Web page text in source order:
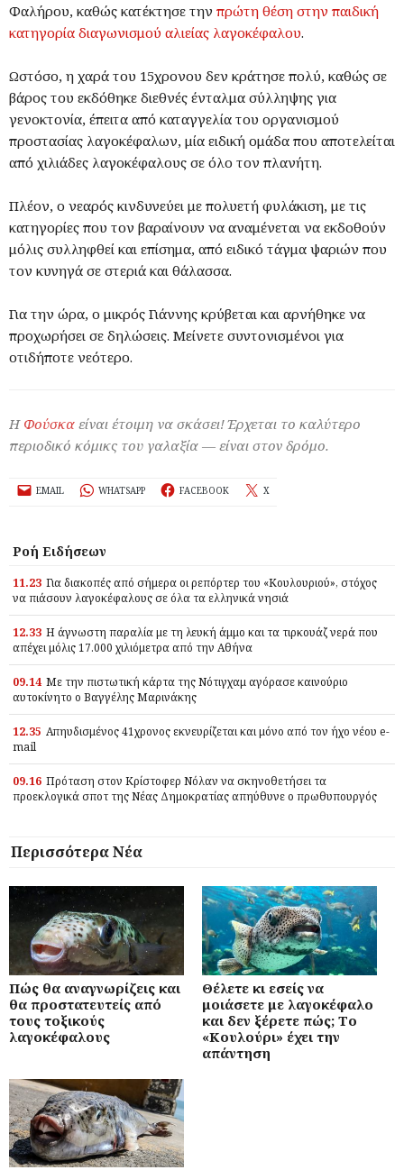
Φαλήρου, καθώς κατέκτησε την πρώτη θέση στην παιδική
κατηγορία διαγωνισμού αλιείας λαγοκέφαλου.
Ωστόσο, η χαρά του 15χρονου δεν κράτησε πολύ, καθώς σε
βάρος του εκδόθηκε διεθνές ένταλμα σύλληψης για
γενοκτονία, έπειτα από καταγγελία του οργανισμού
προστασίας λαγοκέφαλων, μία ειδική ομάδα που αποτελείται
από χιλιάδες λαγοκέφαλους σε όλο τον πλανήτη.
Πλέον, ο νεαρός κινδυνεύει με πολυετή φυλάκιση, με τις
κατηγορίες που τον βαραίνουν να αναμένεται να εκδοθούν
μόλις συλληφθεί και επίσημα, από ειδικό τάγμα ψαριών που
τον κυνηγά σε στεριά και θάλασσα.
Για την ώρα, ο μικρός Γιάννης κρύβεται και αρνήθηκε να
προχωρήσει σε δηλώσεις. Μείνετε συντονισμένοι για
οτιδήποτε νεότερο.
Η Φούσκα είναι έτοιμη να σκάσει! Έρχεται το καλύτερο
περιοδικό κόμικς του γαλαξία — είναι στον δρόμο.
EMAIL WHATSAPP FACEBOOK X
Ροή Ειδήσεων
11.23 Για διακοπές από σήμερα οι ρεπόρτερ του «Κουλουριού», στόχος
να πιάσουν λαγοκέφαλους σε όλα τα ελληνικά νησιά
12.33 Η άγνωστη παραλία με τη λευκή άμμο και τα τιρκουάζ νερά που
απέχει μόλις 17.000 χιλιόμετρα από την Αθήνα
09.14 Με την πιστωτική κάρτα της Νότιγχαμ αγόρασε καινούριο
αυτοκίνητο ο Βαγγέλης Μαρινάκης
12.35 Απηυδισμένος 41χρονος εκνευρίζεται και μόνο από τον ήχο νέου e-
mail
09.16 Πρόταση στον Κρίστοφερ Νόλαν να σκηνοθετήσει τα
προεκλογικά σποτ της Νέας Δημοκρατίας απηύθυνε ο πρωθυπουργός
Περισσότερα Νέα
Πώς θα αναγνωρίζεις και
θα προστατευτείς από
τους τοξικούς
λαγοκέφαλους
Θέλετε κι εσείς να
μοιάσετε με λαγοκέφαλο
και δεν ξέρετε πώς; Το
«Κουλούρι» έχει την
απάντηση